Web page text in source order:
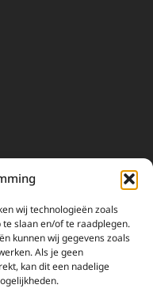
wij technologieën zoals
slaan en/of te raadplegen.
kunnen wij gegevens zoals
Als je geen
kan dit een nadelige